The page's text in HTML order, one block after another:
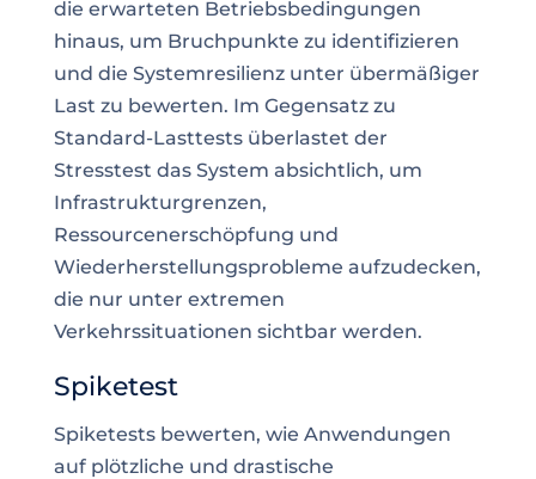
die erwarteten Betriebsbedingungen
hinaus, um Bruchpunkte zu identifizieren
und die Systemresilienz unter übermäßiger
Last zu bewerten. Im Gegensatz zu
Standard-Lasttests überlastet der
Stresstest das System absichtlich, um
Infrastrukturgrenzen,
Ressourcenerschöpfung und
Wiederherstellungsprobleme aufzudecken,
die nur unter extremen
Verkehrssituationen sichtbar werden.
Spiketest
Spiketests bewerten, wie Anwendungen
auf plötzliche und drastische